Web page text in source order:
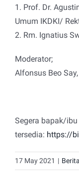
1. Prof. Dr.
Umum IKDKI/
2. Rm. Ignatius
Moderator;
Alfonsus Beo
Segera bapak/
tersedia: https://
17 May 2021 | Berita